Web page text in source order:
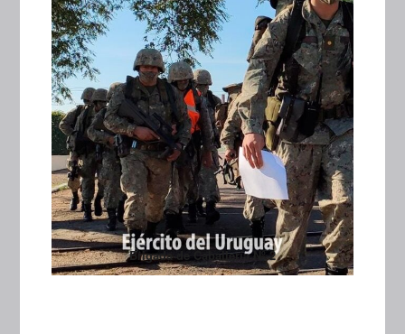
Brigada de Caballería Nº 2